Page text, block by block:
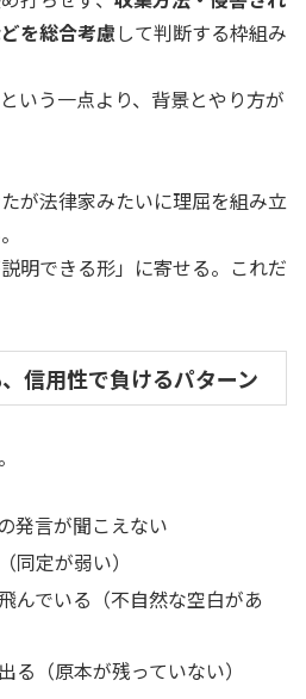
を総合考慮して判断する枠組み
いう一点より、背景とやり方が
が法律家みたいに理屈を組み立
明できる形」に寄せる。これだ
信用性で負けるパターン
発言が聞こえない
同定が弱い）
んでいる（不自然な空白があ
る（原本が残っていない）